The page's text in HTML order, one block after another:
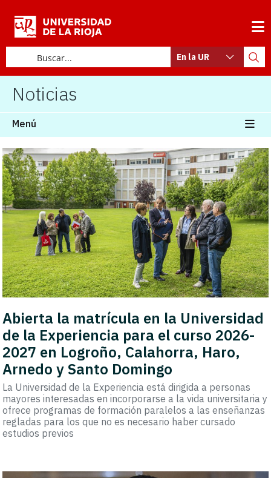
En la UR
Noticias
Menú
Abierta la matrícula en la Universidad
de la Experiencia para el curso 2026-
2027 en Logroño, Calahorra, Haro,
Arnedo y Santo Domingo
La Universidad de la Experiencia está dirigida a personas
mayores interesadas en incorporarse a la vida universitaria y
ofrece programas de formación paralelos a las enseñanzas
regladas para los que no es necesario haber cursado
estudios previos